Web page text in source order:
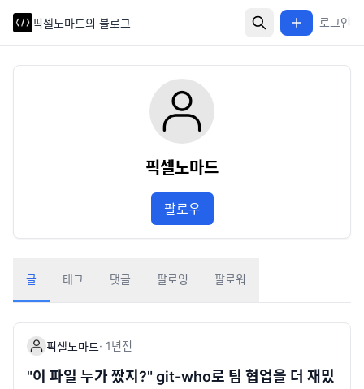
픽셀노마드의 블로그 로그인
픽셀노마드
팔로우
글 태그 댓글 팔로잉 팔로워
픽셀노마드· 1년전
"이 파일 누가 짰지?" git-who로 팀 협업을 더 재밌